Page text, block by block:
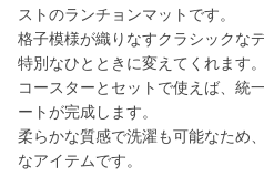
ストのランチョンマットです。
格子模様が織りなすクラシックな
特別なひとときに変えてくれます。
コースターとセットで使えば、統
ートが完成します。
柔らかな質感で洗濯も可能なため
なアイテムです。